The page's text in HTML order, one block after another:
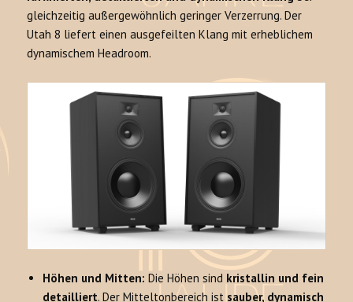
gleichzeitig außergewöhnlich geringer Verzerrung. Der
Utah 8 liefert einen ausgefeilten Klang mit erheblichem
dynamischem Headroom.
Höhen und Mitten: Die Höhen sind kristallin und fein
detailliert. Der Mitteltonbereich ist sauber, dynamisch